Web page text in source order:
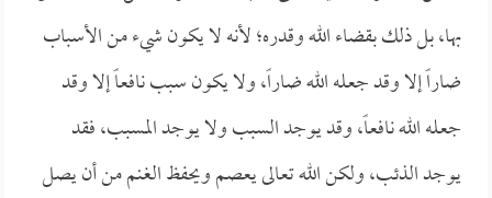
بها، بل ذلك بقضاء الله وقدره؛ لأنه لا يكون شيء من الأسباب
ضاراً إلا وقد جعله الله ضاراً، ولا يكون سبب نافعاً إلا وقد
جعله الله نافعاً، وقد يوجد السبب ولا يوجد المسبب، فقد
يوجد الذئب، ولكن الله تعالى يعصم ويحفظ الغنم من أن يصل